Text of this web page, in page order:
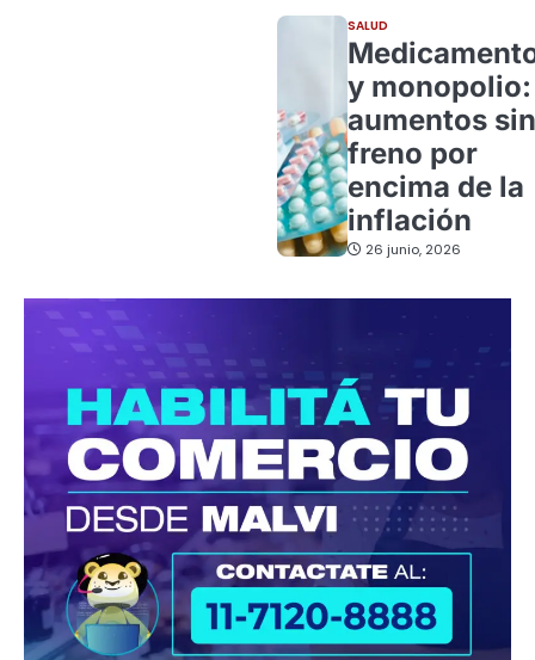
SALUD
y monopolio:
aumentos sin
freno por
encima de la
inflación
26 junio, 2026